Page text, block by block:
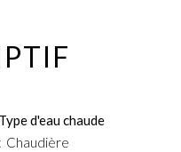
Type d'eau chaude
Chaudière